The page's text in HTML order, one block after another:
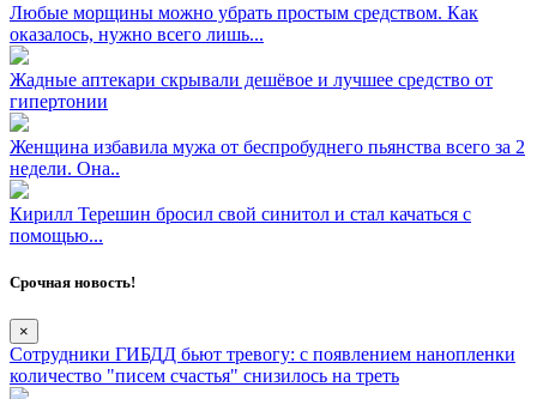
Любые морщины можно убрать простым средством. Как
оказалось, нужно всего лишь...
Жадные аптекари скрывали дешёвое и лучшее средство от
гипертонии
Женщина избавила мужа от беспробуднего пьянства всего за 2
недели. Она..
Кирилл Терешин бросил свой синитол и стал качаться с
помощью...
Срочная новость!
×
Сотрудники ГИБДД бьют тревогу: с появлением нанопленки
количество "писем счастья" снизилось на треть